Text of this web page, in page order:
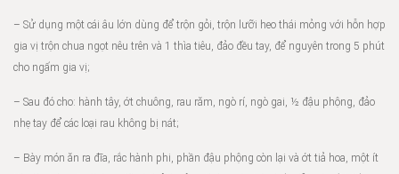
– Sử dụng một cái âu lớn dùng để trộn gỏi, trộn lưỡi heo thái mỏng với hỗn hợp
gia vị trộn chua ngọt nêu trên và 1 thìa tiêu, đảo đều tay, để nguyên trong 5 phút
cho ngấm gia vị;
– Sau đó cho: hành tây, ớt chuông, rau răm, ngò rí, ngò gai, ½ đậu phộng, đảo
nhẹ tay để các loại rau không bị nát;
– Bày món ăn ra đĩa, rắc hành phi, phần đậu phộng còn lại và ớt tiả hoa, một ít